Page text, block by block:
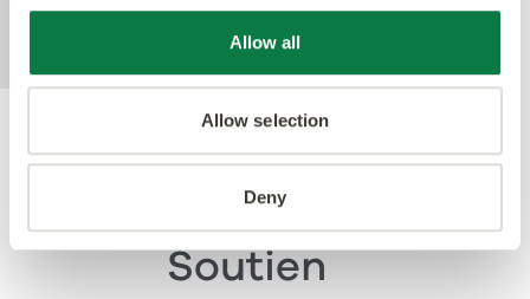
Allow all
Allow selection
Deny
pouvez télécharger ci-dessous.
Soutien